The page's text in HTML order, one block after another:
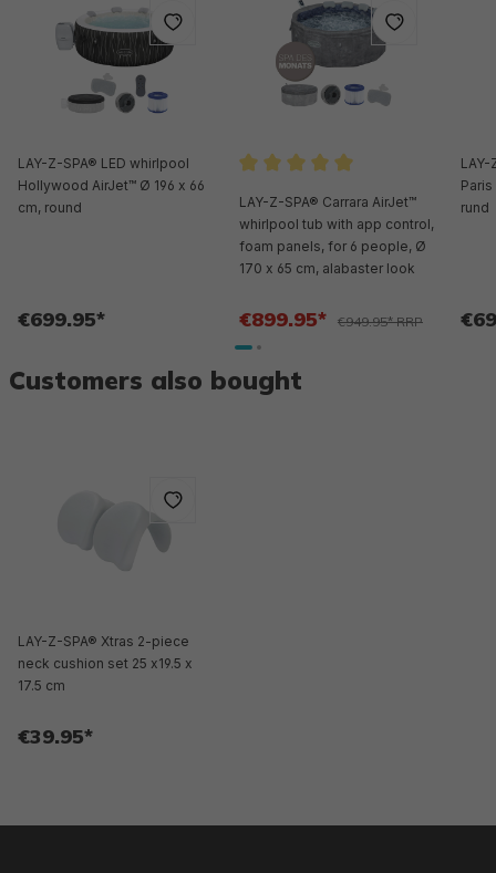
LAY-Z-SPA® LED whirlpool
Hollywood AirJet™ Ø 196 x 66
cm, round
€699.95*
Average rating of 5 out of 5
LAY-Z-SPA® Carrara AirJet™
whirlpool tub with app control,
foam panels, for 6 people, Ø
170 x 65 cm, alabaster look
€899.95* €949.95* RRP
LAY-
rund
Customers also bought
LAY-Z-SPA® Xtras 2-piece
neck cushion set 25 x19.5 x
17.5 cm
€39.95*